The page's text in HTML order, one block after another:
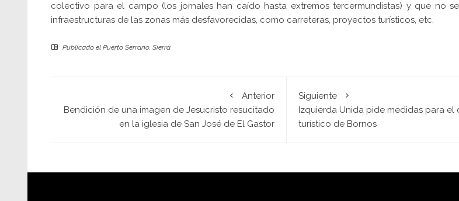
colectivo para el campo (los jornales han caído hasta extremos tercermundistas) y que no
infraestructuras de las zonas más desfavorecidas, como carreteras, proyectos turísticos, etc.
Publicado el Puerto Serrano, Sierra
Anterior
Bendición de una imagen de Jesucristo resucitado
en la iglesia de San José de El Gastor
Siguiente
Izquierda Unida pide medidas para el
turístico de Bornos